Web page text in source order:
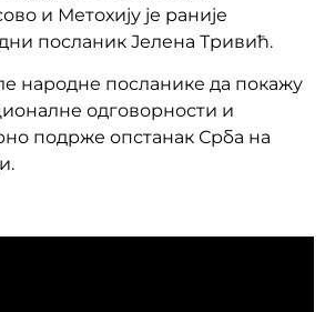
и Метохију је раније
посланик Јелена Тривић.
народне посланике да покажу
одговорности и
подрже опстанак Срба на